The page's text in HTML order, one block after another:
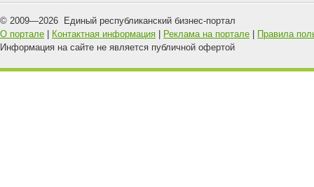
© 2009—2026 Единый республиканский бизнес-портал
О портале
Контактная информация Реклама на портале
Правила
Информация на сайте не является публичной офертой